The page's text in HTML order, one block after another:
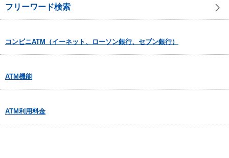
フリーワード検索
コンビニATM（イーネット、ローソン銀行、セブン銀行）
ATM機能
ATM利用料金